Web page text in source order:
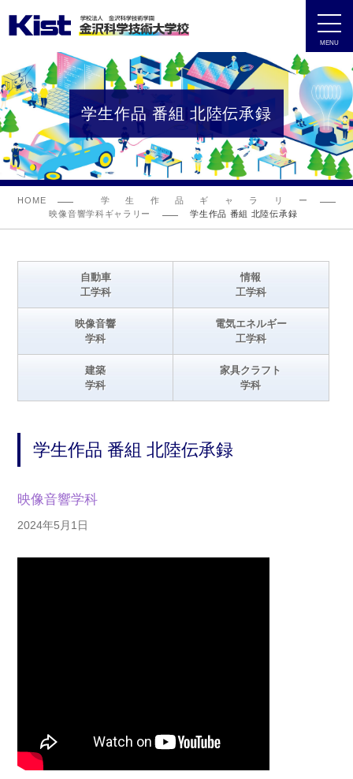
MENU
学生作品 番組 北陸伝承録
HOME
学生作品ギャラリー
映像音響学科ギャラリー
学生作品 番組 北陸伝承録
自動車
工学科
情報
工学科
映像音響
学科
電気エネルギー
工学科
建築
学科
家具クラフト
学科
学生作品 番組 北陸伝承録
映像音響学科
2024年5月1日